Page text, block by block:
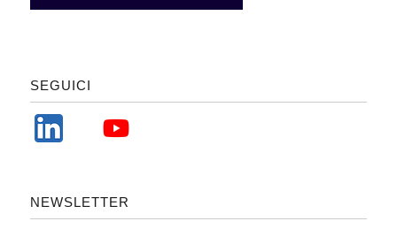
SEGUICI
NEWSLETTER